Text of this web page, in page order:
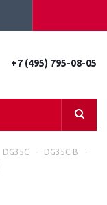
+7 (495) 795-08-05
DG35C - DG35C-B
-